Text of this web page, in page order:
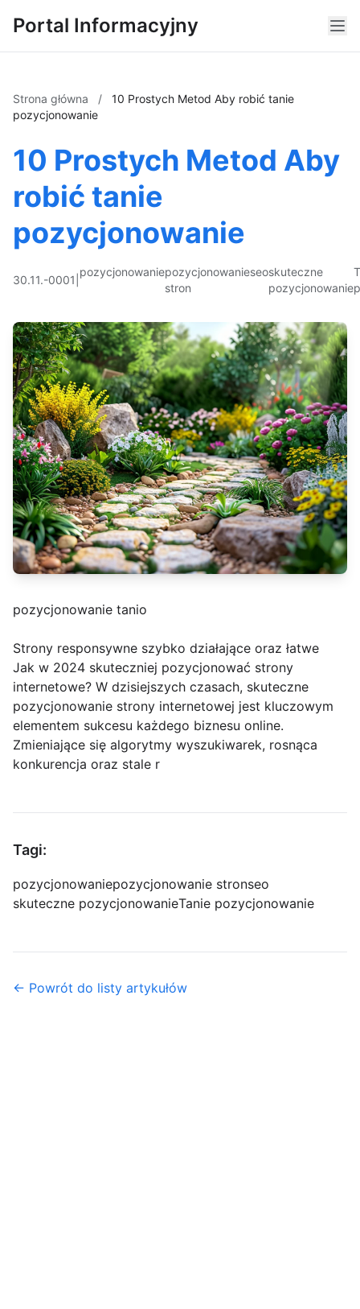
Portal Informacyjny
Strona główna /
10 Prostych Metod Aby robić tanie
pozycjonowanie
10 Prostych Metod Aby
robić tanie
pozycjonowanie
30.11.-0001
pozycjonowaniepozycjonowanie
stron
seoskuteczne
pozycjonowanie
pozycjonowanie tanio
Strony responsywne szybko działające oraz łatwe
Jak w 2024 skuteczniej pozycjonować strony
internetowe? W dzisiejszych czasach, skuteczne
pozycjonowanie strony internetowej jest kluczowym
elementem sukcesu każdego biznesu online.
Zmieniające się algorytmy wyszukiwarek, rosnąca
konkurencja oraz stale r
Tagi:
pozycjonowaniepozycjonowanie stronseo
skuteczne pozycjonowanieTanie pozycjonowanie
← Powrót do listy artykułów